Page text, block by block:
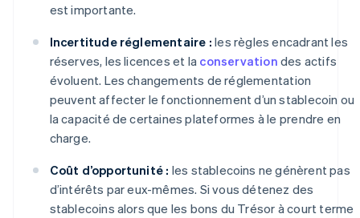
est importante.
Incertitude réglementaire : les règles encadrant les
réserves, les licences et la conservation des actifs
évoluent. Les changements de réglementation
peuvent affecter le fonctionnement d’un stablecoin ou
la capacité de certaines plateformes à le prendre en
charge.
Coût d’opportunité : les stablecoins ne génèrent pas
d’intérêts par eux-mêmes. Si vous détenez des
stablecoins alors que les bons du Trésor à court terme